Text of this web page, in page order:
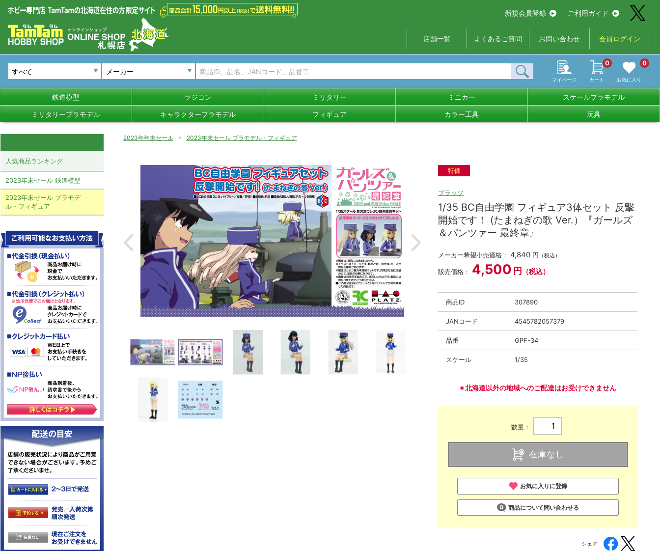
新規会員登録 ご利用ガイド
店舗一覧 よくあるご質問 お問い合わせ 会員ログイン
メーカー
マイページ カート
0
お気に入り
0
鉄道模型 ラジコン ミリタリー ミニカー スケールプラモデル
ミリタリープラモデル キャラクタープラモデル フィギュア カラー工具 玩具
2023年年末セール 2023年末セール プラモデル・フィギュア
特価
プラッツ
1/35 BC自由学園 フィギュア3体セット 反撃
開始です！ (たまねぎの歌 Ver.）『ガールズ
＆パンツァー 最終章』
メーカー希望小売価格： 4,840 円 （税込）
販売価格： 4,500 円 （税込）
商品ID 307890
JANコード 4545782057379
品番 GPF-34
スケール 1/35
※北海道以外の地域へのご配達はお受けできません
数量：
在庫なし
お気に入りに登録
商品について問い合わせる
シェア
人気商品ランキング
2023年末セール 鉄道模型
2023年末セール プラモデ
ル・フィギュア